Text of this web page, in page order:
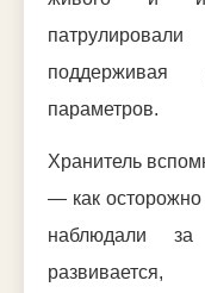
параметров.
Хранитель
— как
наблюдали